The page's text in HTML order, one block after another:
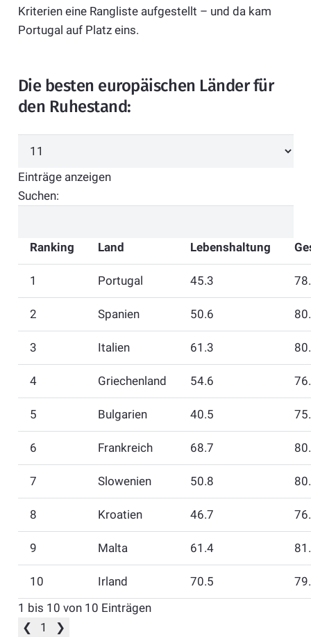
Kriterien eine Rangliste aufgestellt – und da kam
Portugal auf Platz eins.
Die besten europäischen Länder für
den Ruhestand:
Einträge anzeigen
Suchen:
Ranking Land Lebenshaltung
1 Portugal 45.3
2 Spanien 50.6
3 Italien 61.3
4 Griechenland 54.6
5 Bulgarien 40.5
6 Frankreich 68.7
7 Slowenien 50.8
8 Kroatien 46.7
9 Malta 61.4
10 Irland 70.5
1 bis 10 von 10 Einträgen
❮
1 ❯